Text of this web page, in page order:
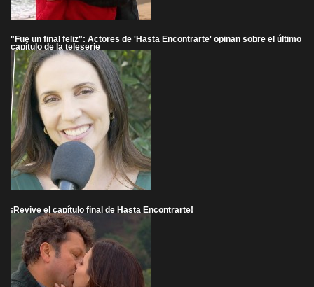
"Fue un final feliz": Actores de 'Hasta Encontrarte' opinan sobre el último
capítulo de la teleserie
¡Revive el capítulo final de Hasta Encontrarte!